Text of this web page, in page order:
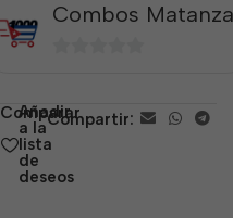
Combos
5
Comparar
Añadir
a la
lista
de
deseos
Compartir: